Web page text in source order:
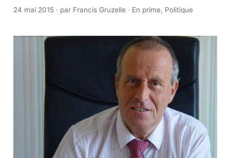
24 mai 2015· par Francis Gruzelle · En prime, Politique